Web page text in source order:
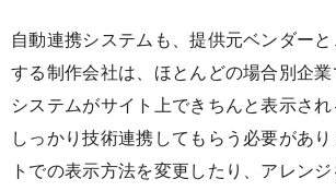
自動連携システムも、提供元ベンダー
する制作会社は、ほとんどの場合別企
システムがサイト上できちんと表示さ
しっかり技術連携してもらう必要があ
トでの表示方法を変更したり、アレン